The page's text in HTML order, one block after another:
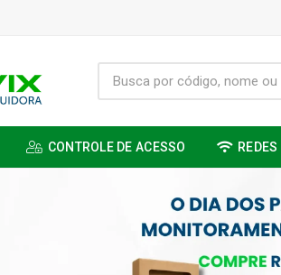
CONTROLE DE ACESSO REDES